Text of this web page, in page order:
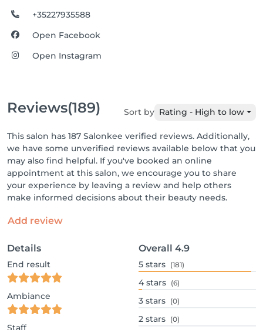
+35227935588
Open Facebook
Open Instagram
Reviews(189) Sort by Rating - High to low
This salon has 187 Salonkee verified reviews. Additionally,
we have some unverified reviews available below that you
may also find helpful. If you've booked an online
appointment at this salon, we encourage you to share
your experience by leaving a review and help others
make informed decisions about their beauty needs.
Add review
Details
End result
Ambiance
Staff
Overall 4.9
5 stars (181)
4 stars (6)
3 stars (0)
2 stars (0)